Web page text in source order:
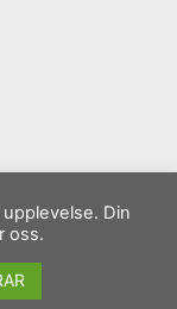
Din
oss.